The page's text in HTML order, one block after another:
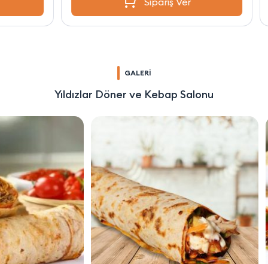
GALERİ
Yıldızlar Döner ve Kebap Salonu